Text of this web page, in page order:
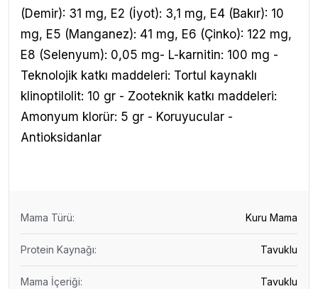
(Demir): 31 mg, E2 (İyot): 3,1 mg, E4 (Bakır): 10
mg, E5 (Manganez): 41 mg, E6 (Çinko): 122 mg,
E8 (Selenyum): 0,05 mg- L-karnitin: 100 mg -
Teknolojik katkı maddeleri: Tortul kaynaklı
klinoptilolit: 10 gr - Zooteknik katkı maddeleri:
Amonyum klorür: 5 gr - Koruyucular -
Antioksidanlar
Mama Türü: Kuru Mama
Protein Kaynağı: Tavuklu
Mama İçeriği: Tavuklu